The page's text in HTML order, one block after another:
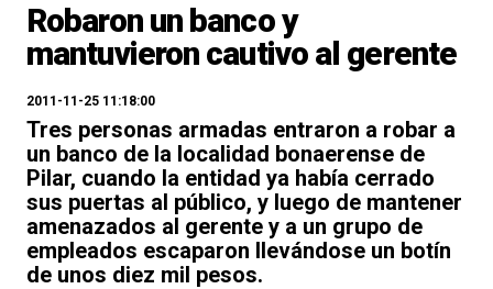
Robaron un banco y
mantuvieron cautivo al gerente
2011-11-25 11:18:00
Tres personas armadas entraron a robar a
un banco de la localidad bonaerense de
Pilar, cuando la entidad ya había cerrado
sus puertas al público, y luego de mantener
amenazados al gerente y a un grupo de
empleados escaparon llevándose un botín
de unos diez mil pesos.